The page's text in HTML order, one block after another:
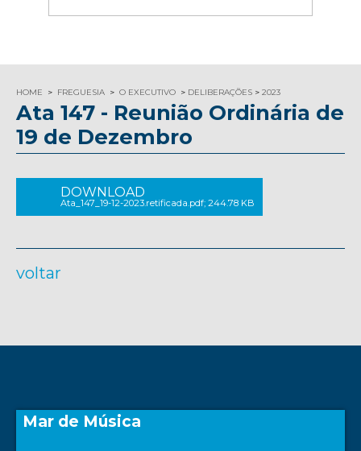
HOME FREGUESIA O EXECUTIVO DELIBERAÇÕES 2023
Ata 147 - Reunião Ordinária de
19 de Dezembro
DOWNLOAD
Ata_147_19-12-2023.retificada.pdf; 244.78 KB
voltar
Mar de Música